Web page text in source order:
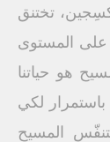
تختنق
على المستوى
هو حياتنا
باستمرار لكي
المسيح